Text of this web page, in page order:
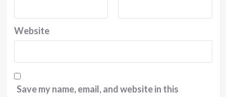
Website
Save my name, email, and website in this